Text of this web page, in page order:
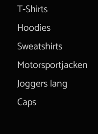
T-Shirts
Hoodies
Sweatshirts
Motorsportjacken
Joggers lang
Caps